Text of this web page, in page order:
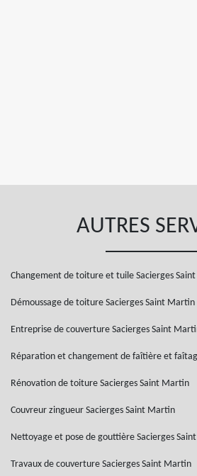
AUTRES
Changement de toiture et tuile Sacierges
Démoussage de toiture Sacierges Saint Martin
Entreprise de couverture Sacierges Saint
Réparation et changement de faîtière et
Rénovation de toiture Sacierges Saint Martin
Couvreur zingueur Sacierges Saint Martin
Nettoyage et pose de gouttière Sacierges
Travaux de couverture Sacierges Saint Martin